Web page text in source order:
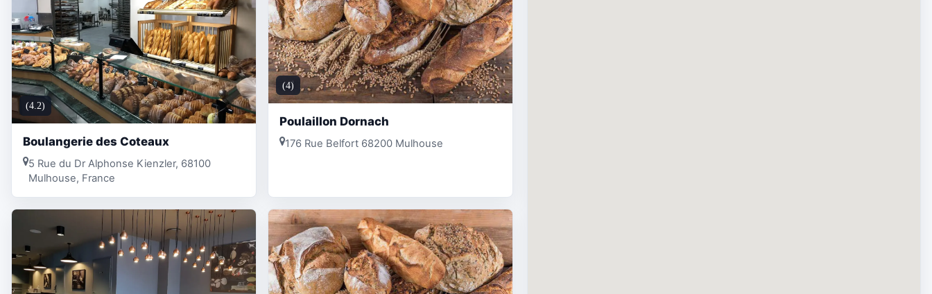
(4.2)
Boulangerie des Coteaux
5 Rue du Dr Alphonse Kienzler, 68100
Mulhouse, France
(4)
Poulaillon Dornach
176 Rue Belfort 68200 Mulhouse